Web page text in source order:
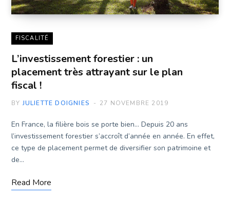
FISCALITÉ
L’investissement forestier : un
placement très attrayant sur le plan
fiscal !
BY JULIETTE DOIGNIES 27 NOVEMBRE 2019
En France, la filière bois se porte bien… Depuis 20 ans
l’investissement forestier s’accroît d’année en année. En effet,
ce type de placement permet de diversifier son patrimoine et
de…
Read More